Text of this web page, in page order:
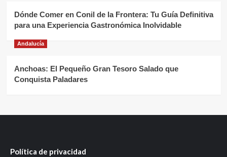
Dónde Comer en Conil de la Frontera: Tu Guía Definitiva
para una Experiencia Gastronómica Inolvidable
Andalucía
Anchoas: El Pequeño Gran Tesoro Salado que
Conquista Paladares
Política de privacidad